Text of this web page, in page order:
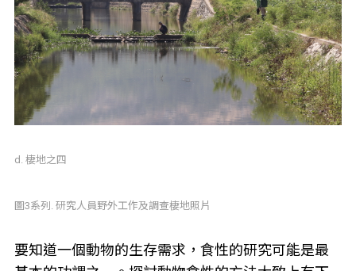
d. 棲地之四
圖3系列. 研究人員野外工作及調查棲地照片
要知道一個動物的生存需求，食性的研究可能是最